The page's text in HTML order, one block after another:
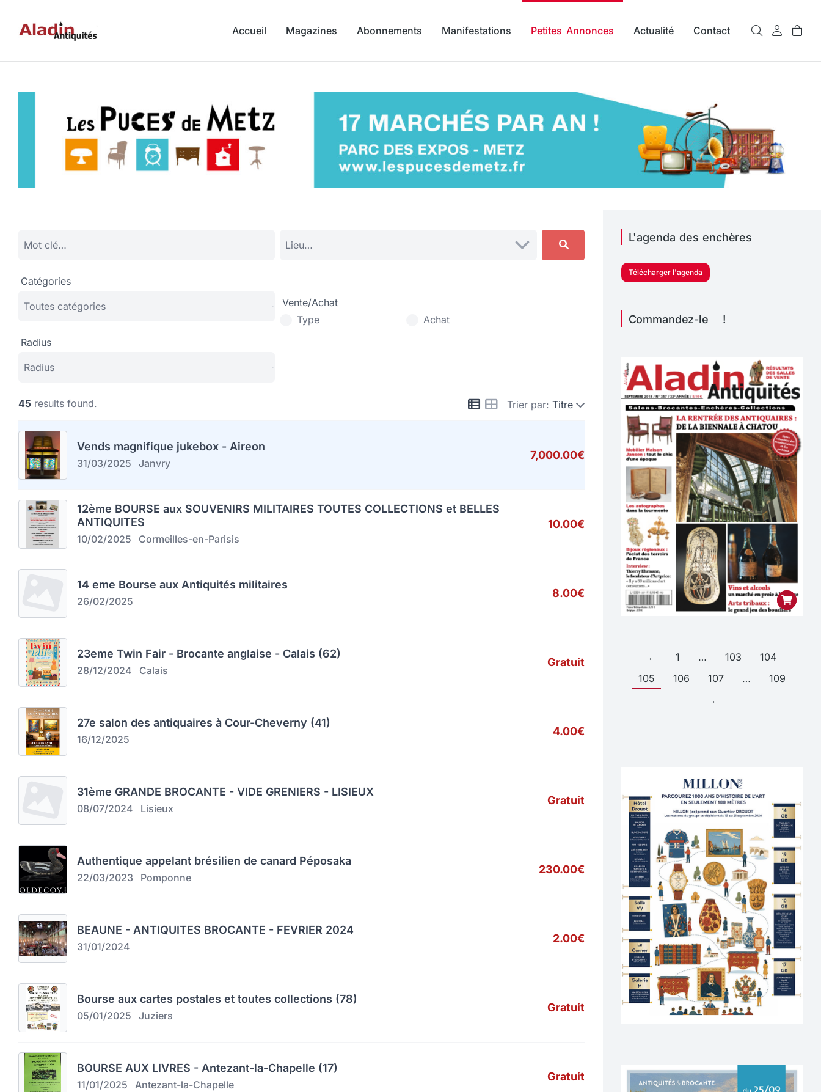
Accueil Magazines Abonnements Manifestations Petites Annonces Actualité Contact
Catégories
Vente/Achat
Type
Achat
Radius
Trier par: Titre
45 results found.
Vends magnifique jukebox - Aireon
31/03/2025 Janvry
7,000.00€
12ème BOURSE aux SOUVENIRS MILITAIRES TOUTES COLLECTIONS et BELLES
ANTIQUITES
10/02/2025 Cormeilles-en-Parisis
10.00€
14 eme Bourse aux Antiquités militaires
26/02/2025
8.00€
23eme Twin Fair - Brocante anglaise - Calais (62)
28/12/2024 Calais
Gratuit
27e salon des antiquaires à Cour-Cheverny (41)
16/12/2025
4.00€
31ème GRANDE BROCANTE - VIDE GRENIERS - LISIEUX
08/07/2024 Lisieux
Gratuit
Authentique appelant brésilien de canard Péposaka
22/03/2023 Pomponne
230.00€
BEAUNE - ANTIQUITES BROCANTE - FEVRIER 2024
31/01/2024
2.00€
Bourse aux cartes postales et toutes collections (78)
05/01/2025 Juziers
Gratuit
BOURSE AUX LIVRES - Antezant-la-Chapelle (17)
11/01/2025 Antezant-la-Chapelle
Gratuit
L'agenda des enchères
Télécharger l'agenda
Commandez-le !
← 1 … 103
104
105
106 107 …
109
→